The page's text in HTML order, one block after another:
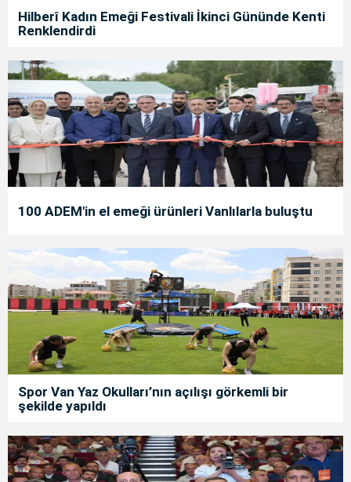
Hilberî Kadın Emeği Festivali İkinci Gününde Kenti
Renklendirdi
100 ADEM'in el emeği ürünleri Vanlılarla buluştu
Spor Van Yaz Okulları’nın açılışı görkemli bir
şekilde yapıldı